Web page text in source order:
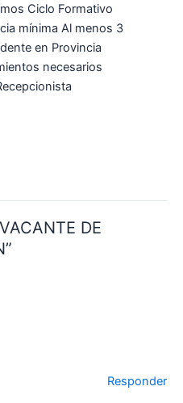
Ciclo Formativo
mínima Al menos 3
en Provincia
necesarios
DE
Responder